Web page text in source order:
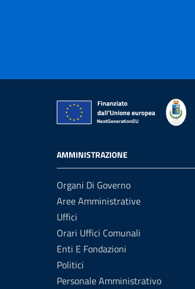
AMMINISTRAZIONE
Organi Di Governo
Aree Amministrative
Uffici
Orari Uffici Comunali
Enti E Fondazioni
Politici
Personale Amministrativo